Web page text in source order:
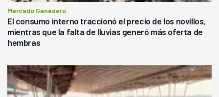
Mercado Ganadero
El consumo interno traccionó el precio de los novillos,
mientras que la falta de lluvias generó más oferta de
hembras